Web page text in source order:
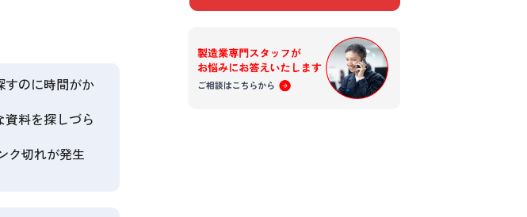
すのに時間がか
資料を探しづら
ク切れが発生